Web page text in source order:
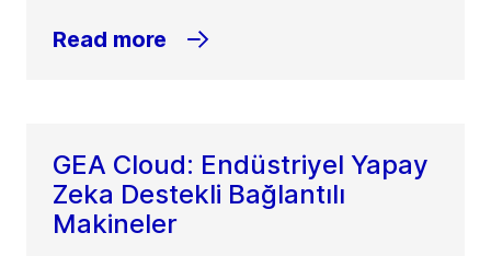
Read more
GEA Cloud: Endüstriyel Yapay
Zeka Destekli Bağlantılı
Makineler